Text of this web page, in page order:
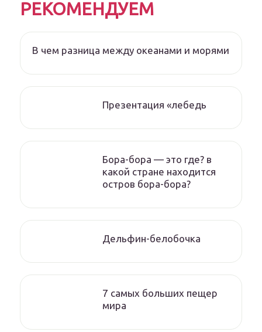
РЕКОМЕНДУЕМ
В чем разница между океанами и морями
Презентация «лебедь
Бора-бора — это где? в
какой стране находится
остров бора-бора?
Дельфин-белобочка
7 самых больших пещер
мира